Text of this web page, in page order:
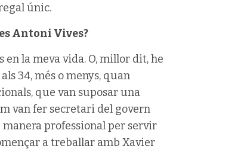
únic.
Antoni Vives?
en la meva vida. O, millor dit, he
34, més o menys, quan
que van suposar una
van fer secretari del govern
professional per servir
a treballar amb Xavier